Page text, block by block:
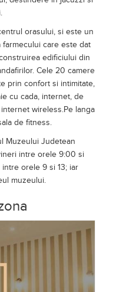
traseul turistic in Targu
aminti doua dintre
aici:
la numarul 45, si
cu ecran plat, aer
cu uscator de par si
modalitati de relaxare,
sau inotand in
destindere in jacuzzi si
orasului, si este un
care este dat
edificiului din
prin confort si intimitate,
cu cada, internet, de
wireless.Pe langa
de fitness.
Muzeului Judetean
intre orele 9:00 si